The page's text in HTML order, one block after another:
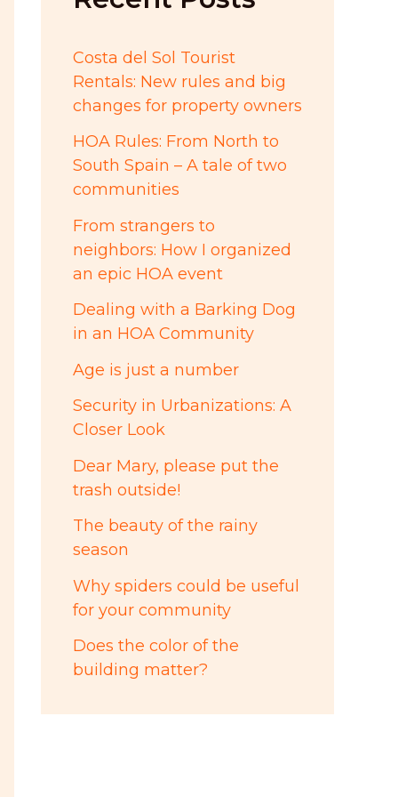
Costa del Sol Tourist
Rentals: New rules and big
changes for property owners
HOA Rules: From North to
South Spain – A tale of two
communities
From strangers to
neighbors: How I organized
an epic HOA event
Dealing with a Barking Dog
in an HOA Community
Age is just a number
Security in Urbanizations: A
Closer Look
Dear Mary, please put the
trash outside!
The beauty of the rainy
season
Why spiders could be useful
for your community
Does the color of the
building matter?